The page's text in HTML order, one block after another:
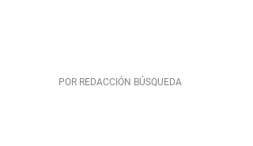
POR REDACCIÓN BÚSQUEDA